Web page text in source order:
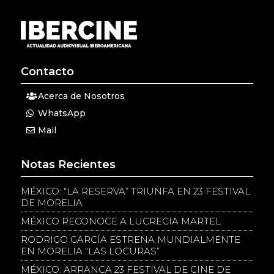
Contacto
Acerca de Nosotros
WhatsApp
Mail
Notas Recientes
MÉXICO: “LA RESERVA” TRIUNFA EN 23 FESTIVAL
DE MORELIA
MÉXICO RECONOCE A LUCRECIA MARTEL
RODRIGO GARCÍA ESTRENA MUNDIALMENTE
EN MORELIA “LAS LOCURAS”
MÉXICO: ARRANCA 23 FESTIVAL DE CINE DE